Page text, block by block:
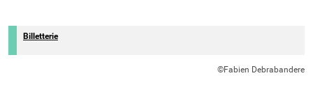
Billetterie
©Fabien Debrabandere